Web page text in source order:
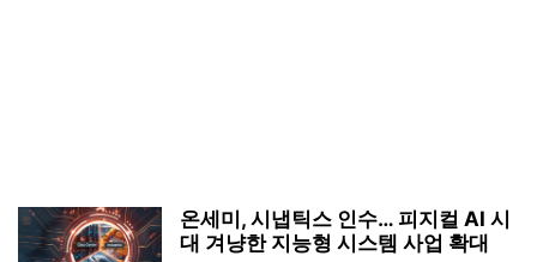
온세미, 시냅틱스 인수… 피지컬 AI 시
대 겨냥한 지능형 시스템 사업 확대